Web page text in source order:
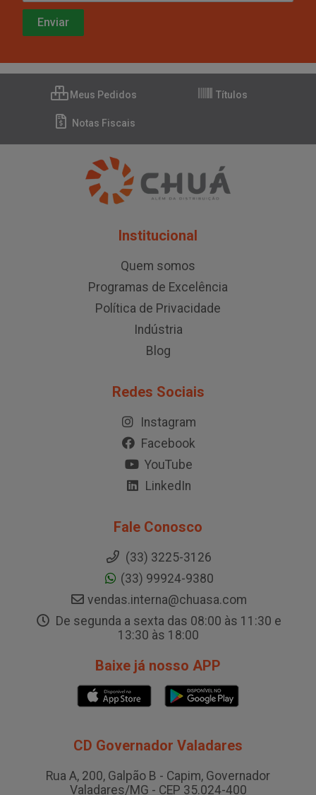
Meus Pedidos Títulos
Notas Fiscais
Institucional
Quem somos
Programas de Excelência
Política de Privacidade
Indústria
Blog
Redes Sociais
Instagram
Facebook
YouTube
LinkedIn
Fale Conosco
(33) 3225-3126
(33) 99924-9380
vendas.interna@chuasa.com
De segunda a sexta das 08:00 às 11:30 e
13:30 às 18:00
Baixe já nosso APP
CD Governador Valadares
Rua A, 200, Galpão B - Capim, Governador
Valadares/MG - CEP 35.024-400